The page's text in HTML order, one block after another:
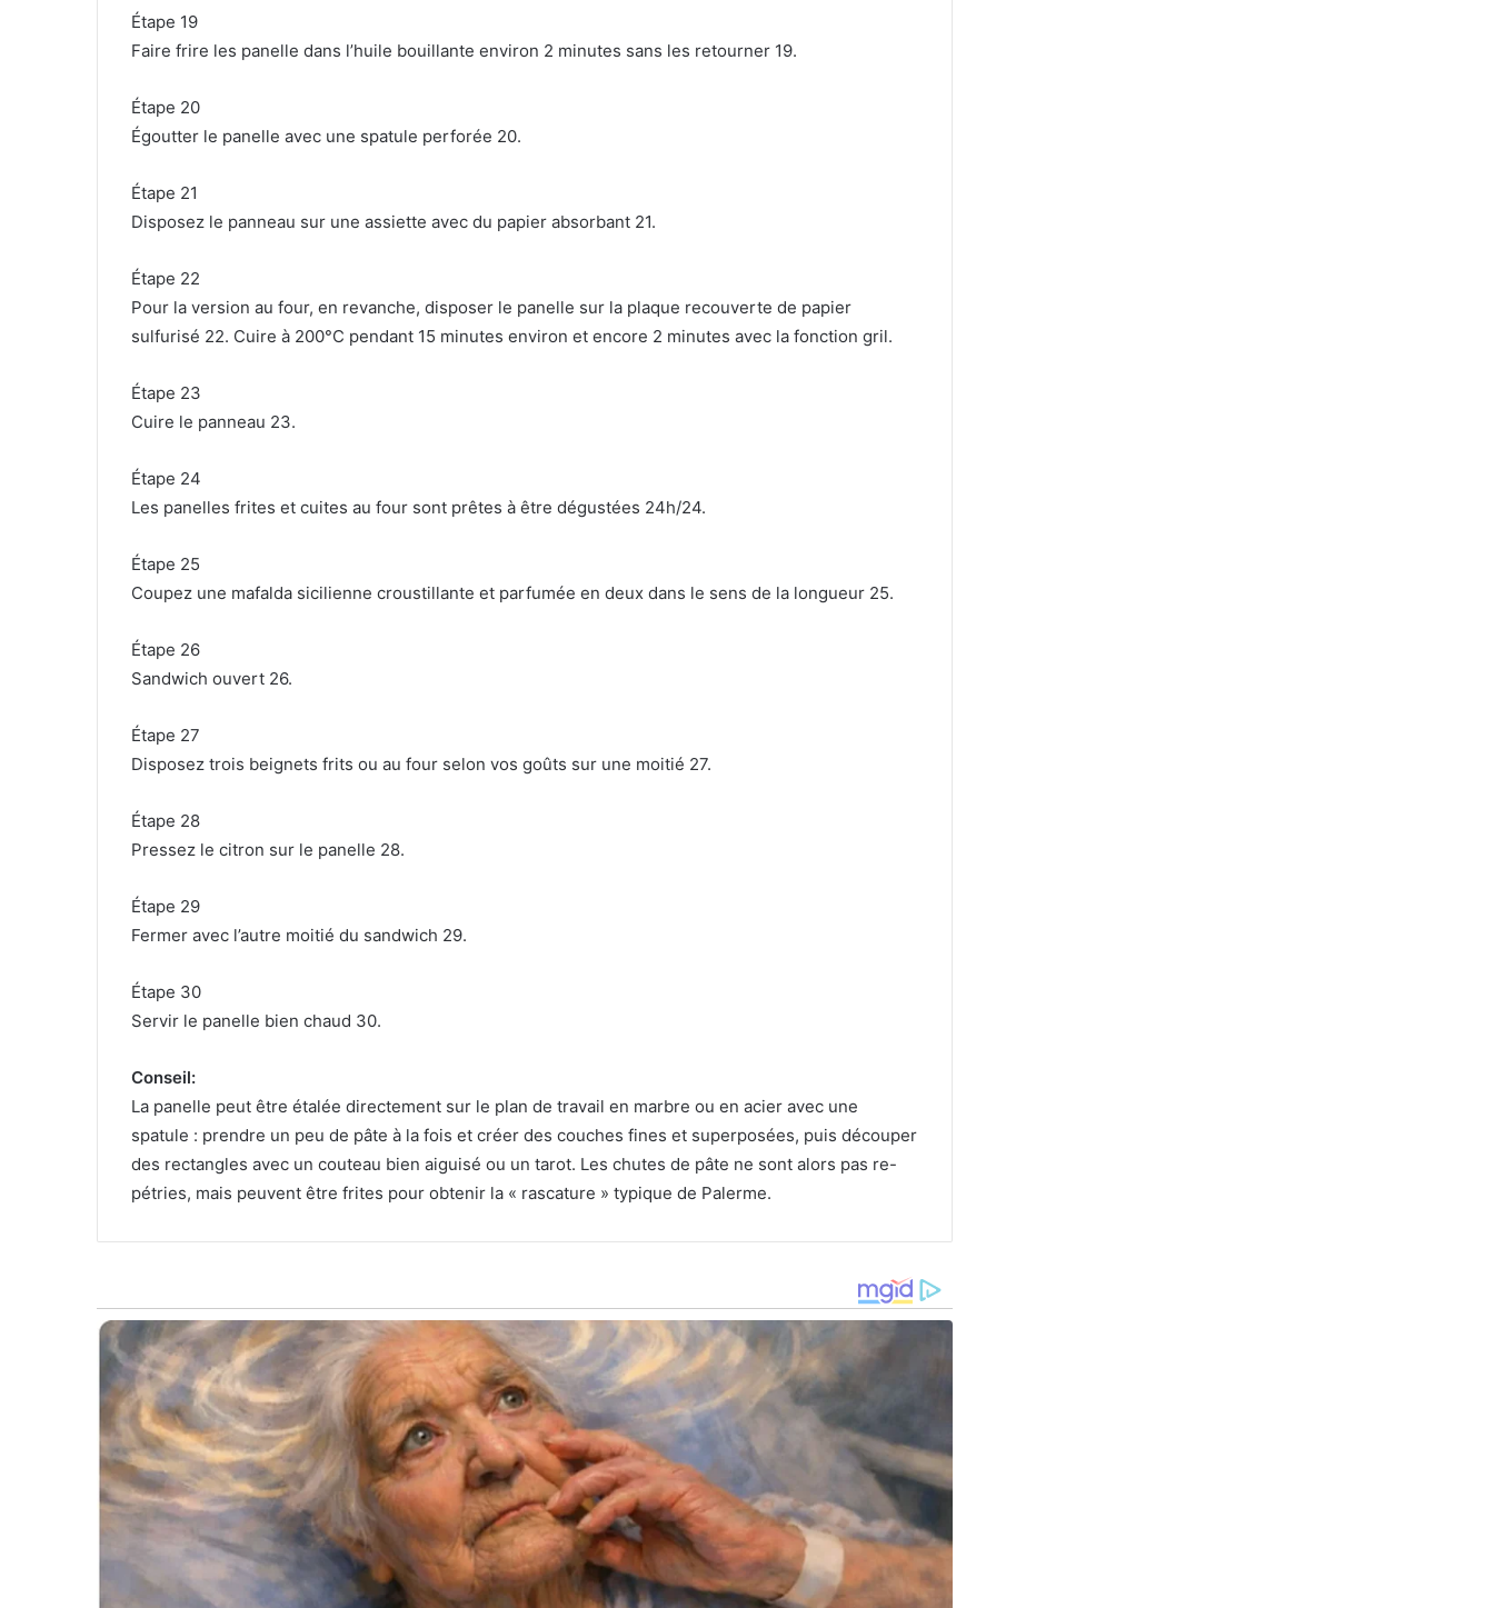
Étape 19
Faire frire les panelle dans l’huile bouillante environ 2 minutes sans les retourner 19.
Étape 20
Égoutter le panelle avec une spatule perforée 20.
Étape 21
Disposez le panneau sur une assiette avec du papier absorbant 21.
Étape 22
Pour la version au four, en revanche, disposer le panelle sur la plaque recouverte de papier
sulfurisé 22. Cuire à 200°C pendant 15 minutes environ et encore 2 minutes avec la fonction gril.
Étape 23
Cuire le panneau 23.
Étape 24
Les panelles frites et cuites au four sont prêtes à être dégustées 24h/24.
Étape 25
Coupez une mafalda sicilienne croustillante et parfumée en deux dans le sens de la longueur 25.
Étape 26
Sandwich ouvert 26.
Étape 27
Disposez trois beignets frits ou au four selon vos goûts sur une moitié 27.
Étape 28
Pressez le citron sur le panelle 28.
Étape 29
Fermer avec l’autre moitié du sandwich 29.
Étape 30
Servir le panelle bien chaud 30.
Conseil:
La panelle peut être étalée directement sur le plan de travail en marbre ou en acier avec une
spatule : prendre un peu de pâte à la fois et créer des couches fines et superposées, puis découper
des rectangles avec un couteau bien aiguisé ou un tarot. Les chutes de pâte ne sont alors pas re-
pétries, mais peuvent être frites pour obtenir la « rascature » typique de Palerme.